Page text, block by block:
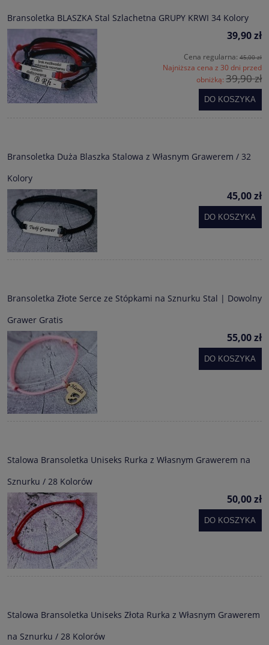
Bransoletka BLASZKA Stal Szlachetna GRUPY KRWI 34 Kolory
39,90 zł
Cena regularna: 45,00 zł
Najniższa cena z 30 dni przed
obniżką: 39,90 zł
DO KOSZYKA
Bransoletka Duża Blaszka Stalowa z Własnym Grawerem / 32
Kolory
45,00 zł
DO KOSZYKA
Bransoletka Złote Serce ze Stópkami na Sznurku Stal | Dowolny
Grawer Gratis
55,00 zł
DO KOSZYKA
Stalowa Bransoletka Uniseks Rurka z Własnym Grawerem na
Sznurku / 28 Kolorów
50,00 zł
DO KOSZYKA
Stalowa Bransoletka Uniseks Złota Rurka z Własnym Grawerem
na Sznurku / 28 Kolorów